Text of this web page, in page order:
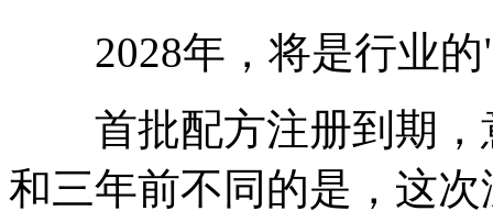
2028年，将是行业的
首批配方注册到期，
和三年前不同的是，这